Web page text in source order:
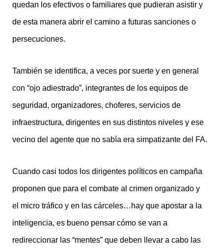
quedan los efectivos o familiares que pudieran asistir y
de esta manera abrir el camino a futuras sanciones o
persecuciones.
También se identifica, a veces por suerte y en general
con “ojo adiestrado”, integrantes de los equipos de
seguridad, organizadores, choferes, servicios de
infraestructura, dirigentes en sus distintos niveles y ese
vecino del agente que no sabía era simpatizante del FA.
Cuando casi todos los dirigentes políticos en campaña
proponen que para el combate al crimen organizado y
el micro tráfico y en las cárceles…hay que apostar a la
inteligencia, es bueno pensar cómo se van a
redireccionar las “mentes” que deben llevar a cabo las